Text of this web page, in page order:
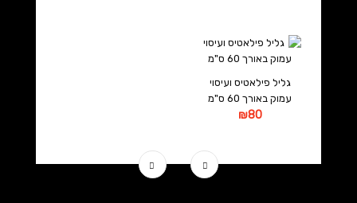
גליל פילאטיס ועיסוי
עמוק באורך 60 ס"מ
₪80